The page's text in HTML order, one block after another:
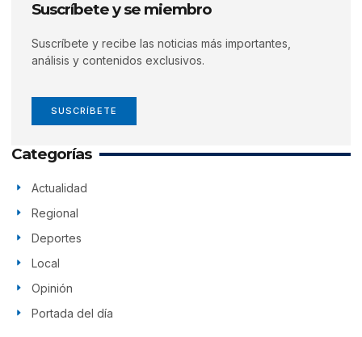
Suscríbete y se miembro
Suscríbete y recibe las noticias más importantes,
análisis y contenidos exclusivos.
SUSCRÍBETE
Categorías
Actualidad
Regional
Deportes
Local
Opinión
Portada del día